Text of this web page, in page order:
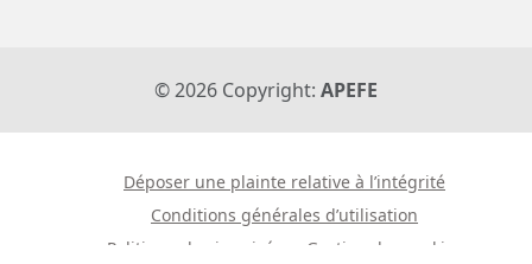
©2026 Copyright: APEFE
Déposer une plainte relative à l’intégrité
Conditions générales d’utilisation
Politique de vie privée
Gestion des cookies